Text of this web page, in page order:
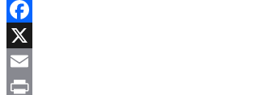
WhatsApp
Facebook
X
Email